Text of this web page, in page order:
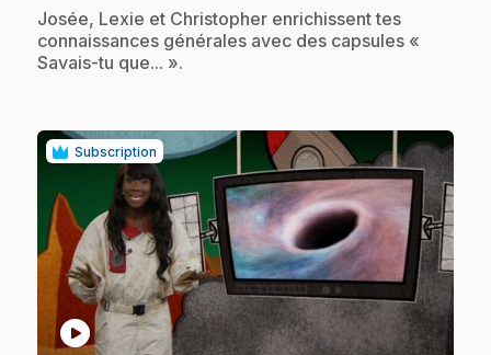
.Josée, Lexie et Christopher enrichissent tes
connaissances générales avec des capsules «
Savais-tu que... ».
Subscription
play_circle